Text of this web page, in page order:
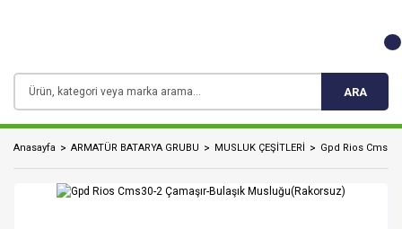
ARA
Anasayfa ARMATÜR BATARYA GRUBU MUSLUK ÇEŞİTLERİ Gpd Rios